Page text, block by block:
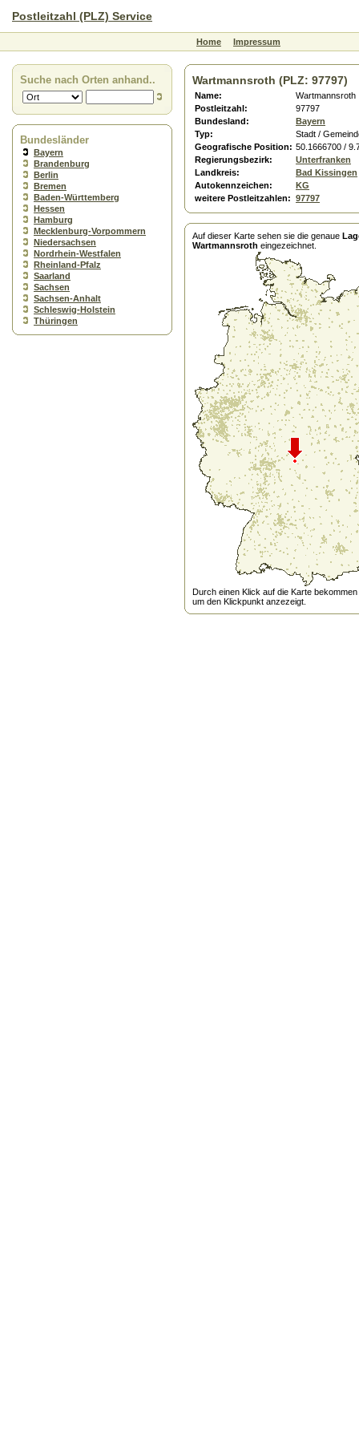
Postleitzahl (PLZ) Service
Home Impressum
Suche nach Orten anhand..
Bundesländer
Bayern
Brandenburg
Berlin
Bremen
Baden-Württemberg
Hessen
Hamburg
Mecklenburg-Vorpommern
Niedersachsen
Nordrhein-Westfalen
Rheinland-Pfalz
Saarland
Sachsen
Sachsen-Anhalt
Schleswig-Holstein
Thüringen
Wartmannsroth (PLZ: 97797)
Name:
Wartmannsroth
Postleitzahl:
97797
Bundesland:
Bayern
Typ:
Stadt /
Geografische Position: 50.1666700 /
Regierungsbezirk:
Unterfranken
Landkreis:
Bad Kissingen
Autokennzeichen:
KG
weitere Postleitzahlen: 97797
Auf dieser Karte sehen sie die genaue
Wartmannsroth eingezeichnet.
Durch einen Klick auf die Karte
um den Klickpunkt anzezeigt.